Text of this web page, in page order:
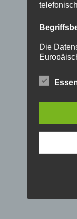
Die
Kunden
Wir
folgenden